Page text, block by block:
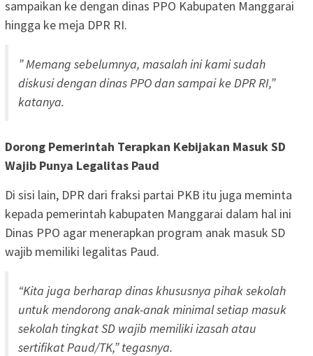
sampaikan ke dengan dinas PPO Kabupaten Manggarai
hingga ke meja DPR RI.
” Memang sebelumnya, masalah ini kami sudah
diskusi dengan dinas PPO dan sampai ke DPR RI,”
katanya.
Dorong Pemerintah Terapkan Kebijakan Masuk SD
Wajib Punya Legalitas Paud
Di sisi lain, DPR dari fraksi partai PKB itu juga meminta
kepada pemerintah kabupaten Manggarai dalam hal ini
Dinas PPO agar menerapkan program anak masuk SD
wajib memiliki legalitas Paud.
“Kita juga berharap dinas khususnya pihak sekolah
untuk mendorong anak-anak minimal setiap masuk
sekolah tingkat SD wajib memiliki izasah atau
sertifikat Paud/TK,” tegasnya.